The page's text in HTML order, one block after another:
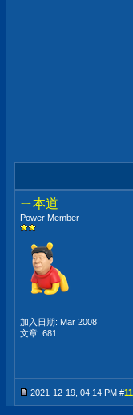
ㄧ本道
Power Member
加入日期: Mar 2008
文章: 681
2021-12-19, 04:14 PM #11